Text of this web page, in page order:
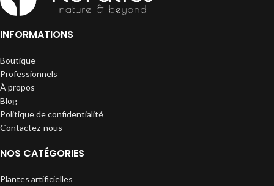
INFORMATIONS
Boutique
Professionnels
À propos
Blog
Politique de confidentialité
Contactez-nous
NOS CATÉGORIES
Plantes artificielles